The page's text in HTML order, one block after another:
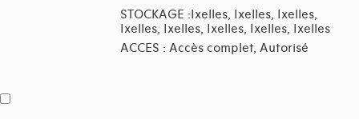
STOCKAGE :Ixelles, Ixelles, Ixelles,
Ixelles, Ixelles, Ixelles, Ixelles, Ixelles
ACCES : Accès complet, Autorisé